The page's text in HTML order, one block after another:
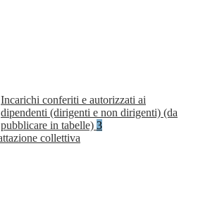
Incarichi conferiti e autorizzati ai
dipendenti (dirigenti e non dirigenti) (da
pubblicare in tabelle) 3
collettiva